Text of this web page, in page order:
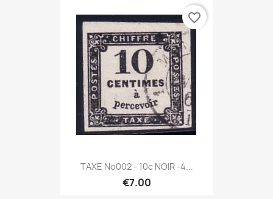
TAXE No002 - 10c NOIR -4...
€7.00
favorite_border